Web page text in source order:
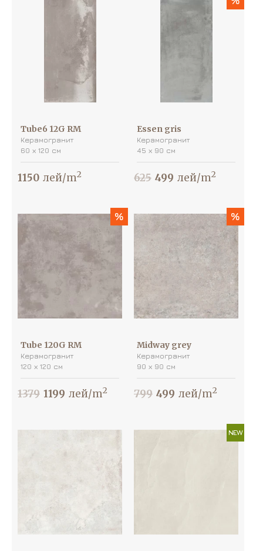
Tube6 12G RM
Керамогранит
60 х 120 см
1150 лей/m2
Essen gris
Керамогранит
45 х 90 см
625 499 лей/m2
%
Tube 120G RM
Керамогранит
120 х 120 см
1379 1199 лей/m2
%
Midway grey
Керамогранит
90 х 90 см
799 499 лей/m2
NEW